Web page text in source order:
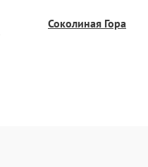
Соколиная Гора